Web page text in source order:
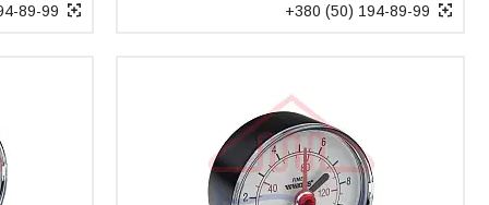
89-99
+380 (50) 194-89-99